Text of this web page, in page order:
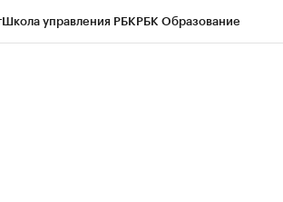
Школа управления РБКРБК Образование